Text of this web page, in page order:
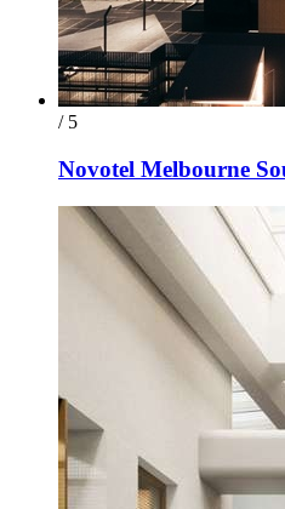
/ 5
Novotel Melbourne